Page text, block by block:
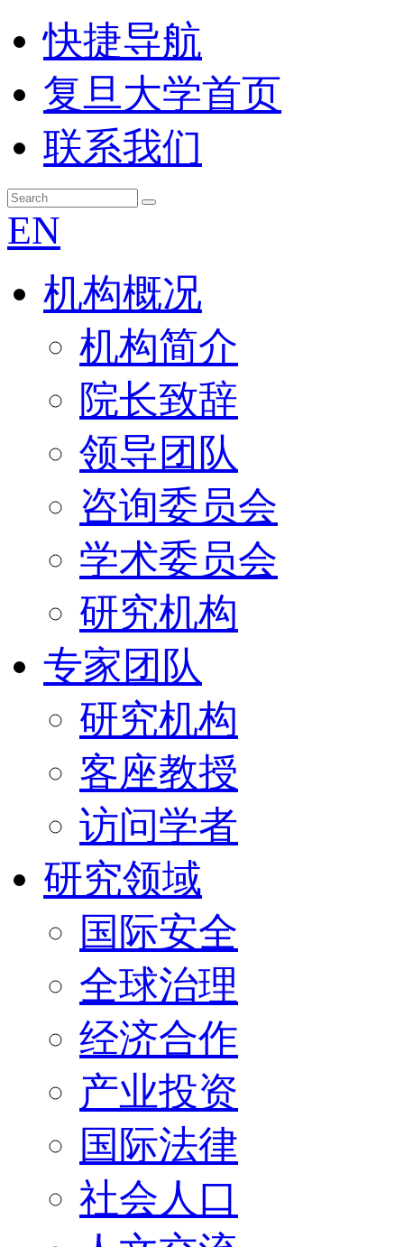
快捷导航
复旦大学首页
联系我们
EN
机构概况
机构简介
院长致辞
领导团队
咨询委员会
学术委员会
研究机构
专家团队
研究机构
客座教授
访问学者
研究领域
国际安全
全球治理
经济合作
产业投资
国际法律
社会人口